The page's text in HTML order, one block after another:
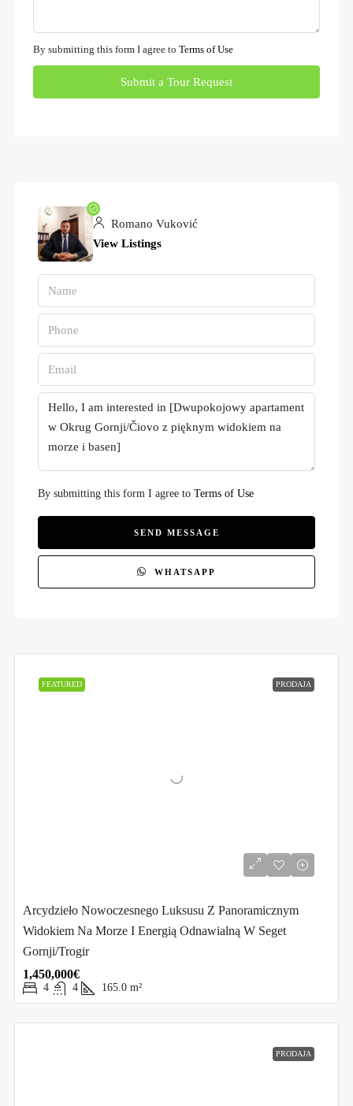
By submitting this form I agree to Terms of Use
Submit a Tour Request
Romano Vuković
View Listings
By submitting this form I agree to Terms of Use
SEND MESSAGE
WHATSAPP
FEATURED PRODAJA
Arcydzieło Nowoczesnego Luksusu Z Panoramicznym
Widokiem Na Morze I Energią Odnawialną W Seget
Gornji/Trogir
1,450,000€
4 4 165.0 m²
PRODAJA